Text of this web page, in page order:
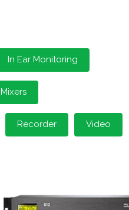
In Ear Monitoring
Mixers
Recorder Video